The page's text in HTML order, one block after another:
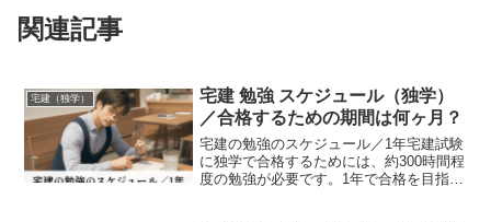
関連記事
宅建（独学）
宅建 勉強 スケジュール（独学）
／合格するための期間は何ヶ月？
宅建の勉強のスケジュール／1年宅建試験
に独学で合格するためには、約300時間程
度の勉強が必要です。1年で合格を目指す